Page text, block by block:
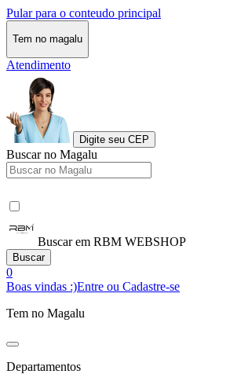
Pular para o conteudo principal
Tem no magalu
Atendimento
Digite seu CEP
Buscar no Magalu
Buscar em RBM WEBSHOP
Buscar
0
Boas vindas :)Entre ou Cadastre-se
Tem no Magalu
Departamentos